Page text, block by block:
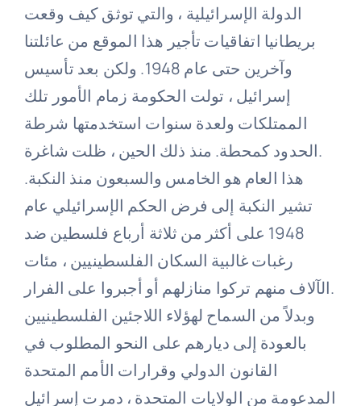
الدولة الإسرائيلية ، والتي توثق كيف وقعت
بريطانيا اتفاقيات تأجير هذا الموقع من عائلتنا
وآخرين حتى عام 1948. ولكن بعد تأسيس
إسرائيل ، تولت الحكومة زمام الأمور تلك
الممتلكات ولعدة سنوات استخدمتها شرطة
الحدود كمحطة. منذ ذلك الحين ، ظلت شاغرة.
هذا العام هو الخامس والسبعون منذ النكبة.
تشير النكبة إلى فرض الحكم الإسرائيلي عام
1948 على أكثر من ثلاثة أرباع فلسطين ضد
رغبات غالبية السكان الفلسطينيين ، مئات
الآلاف منهم تركوا منازلهم أو أجبروا على الفرار.
وبدلاً من السماح لهؤلاء اللاجئين الفلسطينيين
بالعودة إلى ديارهم على النحو المطلوب في
القانون الدولي وقرارات الأمم المتحدة
المدعومة من الولايات المتحدة ، دمرت إسرائيل